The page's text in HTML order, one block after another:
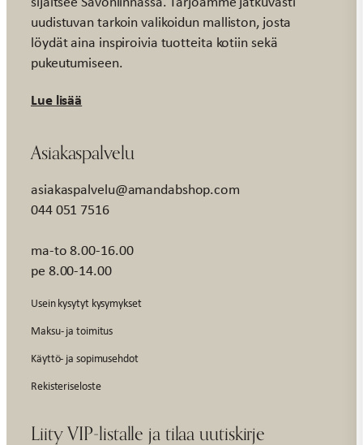
uudistuvan tarkoin valikoidun malliston, josta
löydät aina inspiroivia tuotteita kotiin sekä
pukeutumiseen.
Lue lisää
Asiakaspalvelu
asiakaspalvelu@amandabshop.com
044 051 7516
ma-to 8.00-16.00
pe 8.00-14.00
Usein kysytyt kysymykset
Maksu- ja toimitus
Käyttö- ja sopimusehdot
Rekisteriseloste
Liity VIP-listalle ja tilaa uutiskirje